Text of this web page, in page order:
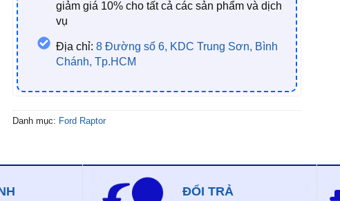
giảm giá 10% cho tất cả các sản phẩm và dịch
vụ
Địa chỉ: 8 Đường số 6, KDC Trung Sơn, Bình
Chánh, Tp.HCM
Danh mục: Ford Raptor
ĐỔI TRẢ